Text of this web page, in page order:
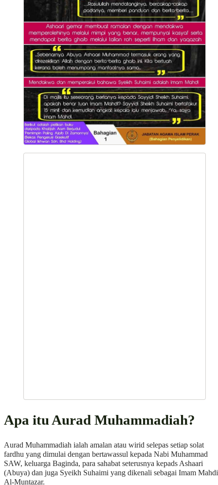
Apa itu Aurad Muhammadiah?
Aurad Muhammadiah ialah amalan atau wirid selepas setiap solat
fardhu yang dimulai dengan bertawassul kepada Nabi Muhammad
SAW, keluarga Baginda, para sahabat seterusnya kepads Ashaari
(Abuya) dan juga Syeikh Suhaimi yang dikenali sebagai Imam Mahdi
Al-Muntazar.